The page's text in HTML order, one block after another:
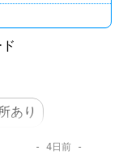
あり
4日前